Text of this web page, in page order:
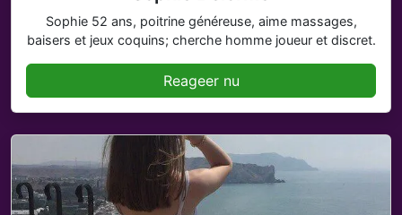
Sophie 52 ans, poitrine généreuse, aime massages,
baisers et jeux coquins; cherche homme joueur et discret.
Reageer nu